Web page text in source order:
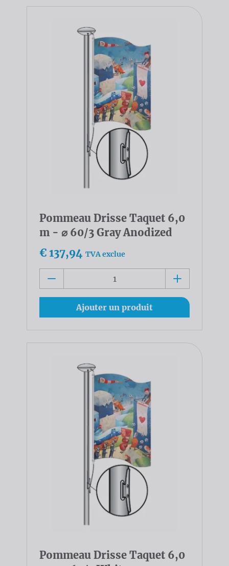
Pommeau Drisse Taquet 6,0
m - ⌀ 60/3 Gray Anodized
€ 137,94 TVA exclue
Ajouter un produit
Pommeau Drisse Taquet 6,0